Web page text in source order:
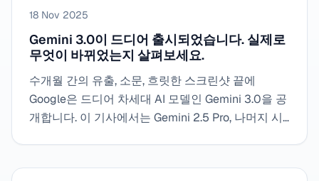
18 Nov 2025
Gemini 3.0이 드디어 출시되었습니다. 실제로
무엇이 바뀌었는지 살펴보세요.
수개월 간의 유출, 소문, 흐릿한 스크린샷 끝에
Google은 드디어 차세대 AI 모델인 Gemini 3.0을 공
개합니다. 이 기사에서는 Gemini 2.5 Pro, 나머지 시
반에 연결된 AI 어시스턴트를 포함하여 자체 도구에